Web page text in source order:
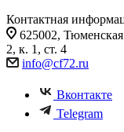
Контактная
625002, Тюменская
2, к. 1, ст. 4
info@cf72.ru
Вконтакте
Telegram